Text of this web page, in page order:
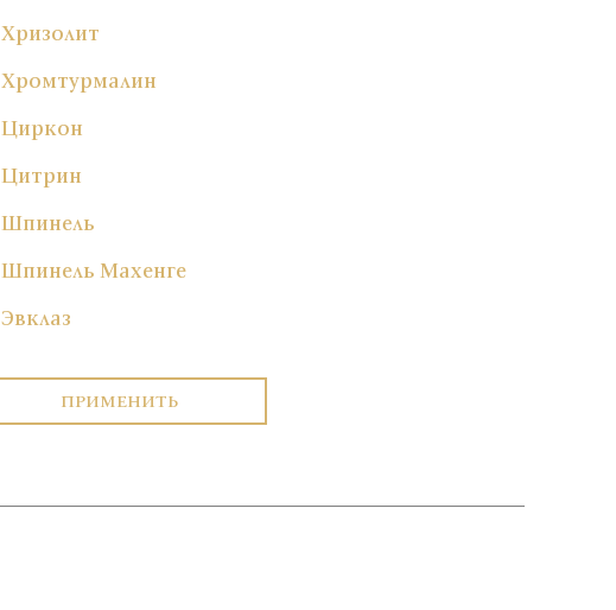
Хризолит
Хромтурмалин
Циркон
Цитрин
Шпинель
Шпинель Махенге
Эвклаз
ПРИМЕНИТЬ